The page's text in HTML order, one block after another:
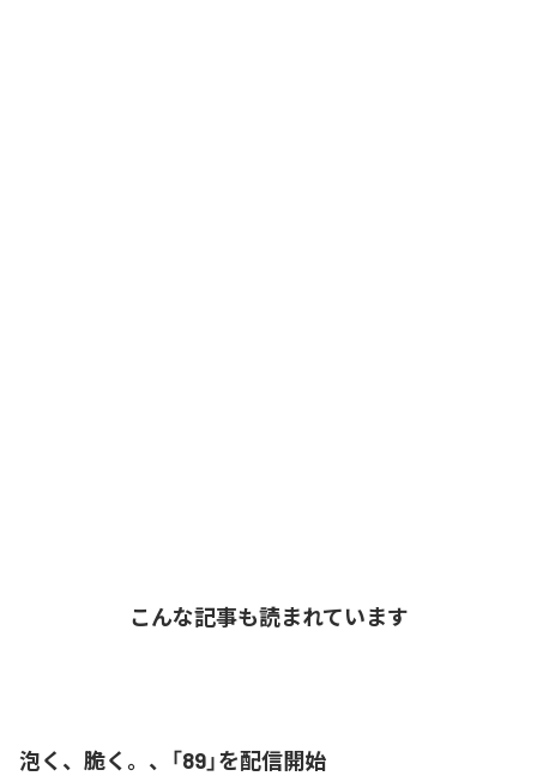
こんな記事も読まれています
泡く、脆く。、「89」を配信開始